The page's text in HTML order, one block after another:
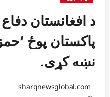
د افغانستان
پاکستان پوځ
نښه کړی.
sharqnewsglobal.com